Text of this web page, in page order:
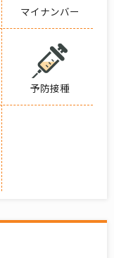
マイナンバー
予防接種